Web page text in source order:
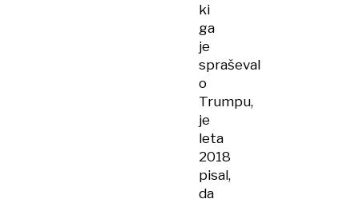
ki
ga
je
spraševal
o
Trumpu,
je
leta
2018
pisal,
da